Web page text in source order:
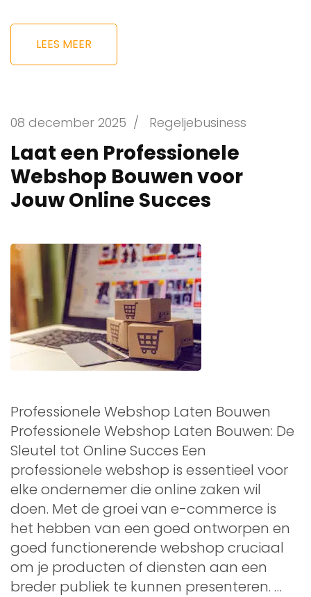
LEES MEER
08 december 2025 / Regeljebusiness
Laat een Professionele
Webshop Bouwen voor
Jouw Online Succes
Professionele Webshop Laten Bouwen
Professionele Webshop Laten Bouwen: De
Sleutel tot Online Succes Een
professionele webshop is essentieel voor
elke ondernemer die online zaken wil
doen. Met de groei van e-commerce is
het hebben van een goed ontworpen en
goed functionerende webshop cruciaal
om je producten of diensten aan een
breder publiek te kunnen presenteren. …